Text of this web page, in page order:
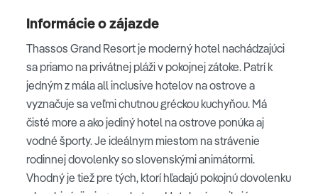
Informácie o zájazde
Thassos Grand Resort je moderný hotel nachádzajúci
sa priamo na privátnej pláži v pokojnej zátoke. Patrí k
jedným z mála all inclusive hotelov na ostrove a
vyznačuje sa veľmi chutnou gréckou kuchyňou. Má
čisté more a ako jediný hotel na ostrove ponúka aj
vodné športy. Je ideálnym miestom na strávenie
rodinnej dovolenky so slovenskými animátormi.
Vhodný je tiež pre tých, ktorí hľadajú pokojnú dovolenku